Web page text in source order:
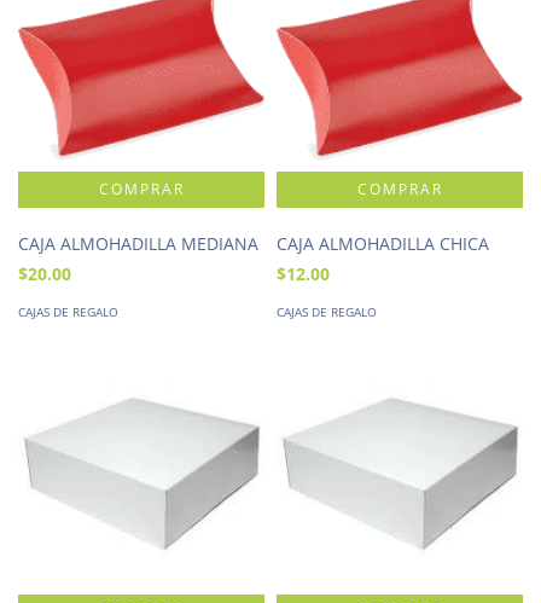
CAJA ALMOHADILLA MEDIANA
$20.00
CAJAS DE REGALO
CAJA ALMOHADILLA CHICA
$12.00
CAJAS DE REGALO